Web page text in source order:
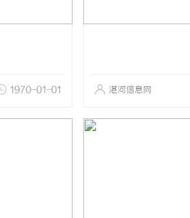
1970-01-01 湛河信息网